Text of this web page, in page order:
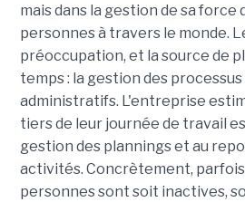
mais dans la gestion de sa force
personnes à travers le monde.
préoccupation, et la source de
temps : la gestion des
administratifs. L'entreprise
tiers de leur journée de travail
gestion des plannings et au
activités. Concrètement, parfois
personnes sont soit inactives,